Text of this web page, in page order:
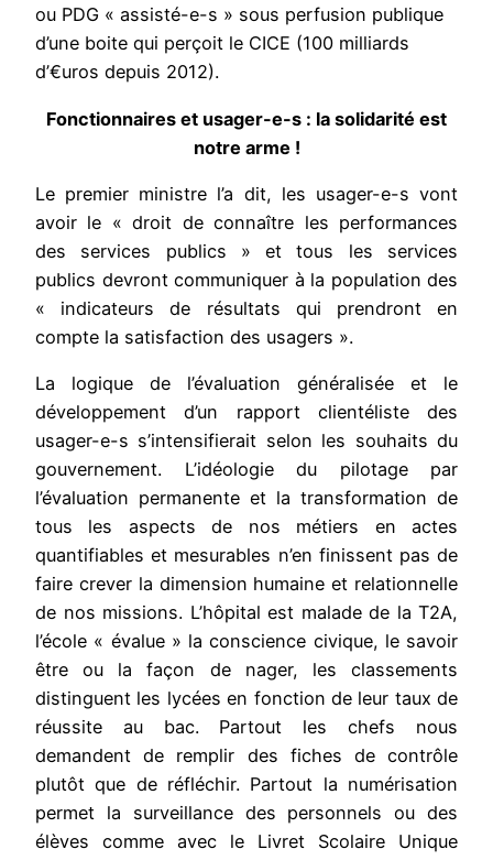
ou PDG « assisté-e-s » sous perfusion publique
d’une boite qui perçoit le CICE (100 milliards
d’€uros depuis 2012).
Fonctionnaires et usager-e-s : la solidarité est
notre arme !
Le premier ministre l’a dit, les usager-e-s vont
avoir le « droit de connaître les performances
des services publics » et tous les services
publics devront communiquer à la population des
« indicateurs de résultats qui prendront en
compte la satisfaction des usagers ».
La logique de l’évaluation généralisée et le
développement d’un rapport clientéliste des
usager-e-s s’intensifierait selon les souhaits du
gouvernement. L’idéologie du pilotage par
l’évaluation permanente et la transformation de
tous les aspects de nos métiers en actes
quantifiables et mesurables n’en finissent pas de
faire crever la dimension humaine et relationnelle
de nos missions. L’hôpital est malade de la T2A,
l’école « évalue » la conscience civique, le savoir
être ou la façon de nager, les classements
distinguent les lycées en fonction de leur taux de
réussite au bac. Partout les chefs nous
demandent de remplir des fiches de contrôle
plutôt que de réfléchir. Partout la numérisation
permet la surveillance des personnels ou des
élèves comme avec le Livret Scolaire Unique